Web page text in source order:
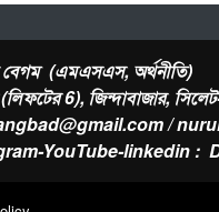
বেগম (এমএসএস, অর্থনীতি)
(লিফটের 6), জিন্দাবাজার,
/
YouTube-linkedin :